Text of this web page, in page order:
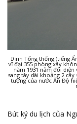
Dinh Tổng thống (tiếng
vĩ đại 355 phòng xây
năm 1931 nằm đối
sang tây dài khoảng 2
tượng của nước Ấn Độ
Bút ký du lịch của